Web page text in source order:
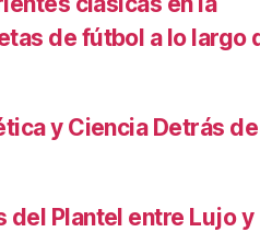
de fútbol a lo largo
y Ciencia Detrás
Plantel entre Lujo y